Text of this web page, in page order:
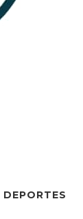
DEPORTES